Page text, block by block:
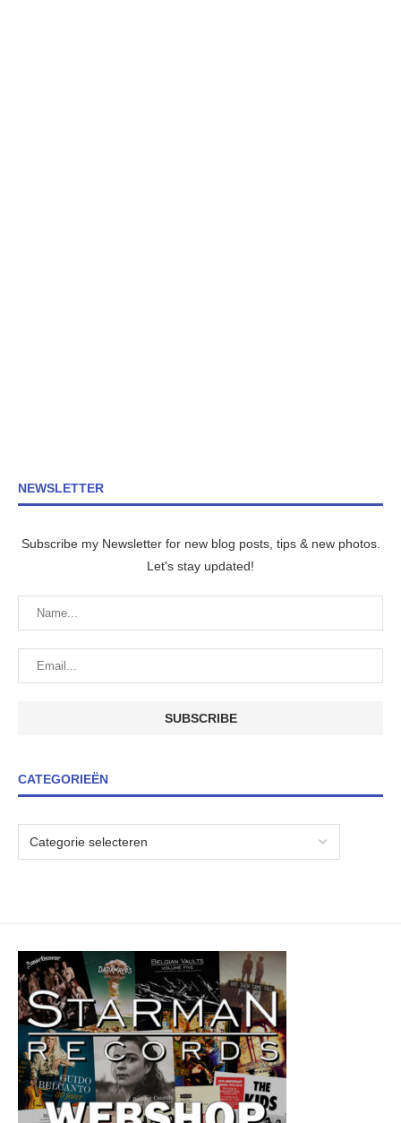
NEWSLETTER
Subscribe my Newsletter for new blog posts, tips & new photos.
Let's stay updated!
CATEGORIEËN